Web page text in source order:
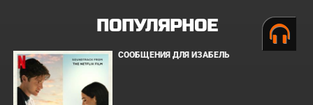
ПОПУЛЯРНОЕ
СООБЩЕНИЯ ДЛЯ ИЗАБЕЛЬ